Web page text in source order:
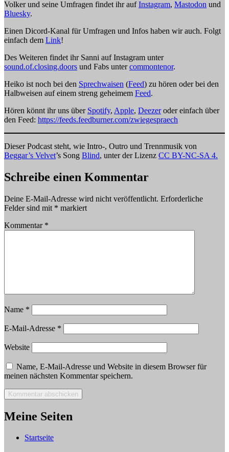
Volker und seine Umfragen findet ihr aufInstagram, Mastodon und
Bluesky.
Einen Dicord-Kanal für Umfragen und Infos haben wir auch. Folgt
einfach dem Link!
Des Weiteren findet ihr Sanni auf Instagram unter
sound.of.closing.doors und Fabs untercommontenor.
Heiko ist noch bei den Sprechwaisen (Feed) zu hören oder bei den
Halbweisen auf einem streng geheimem Feed.
Hören könnt ihr uns über Spotify, Apple, Deezeroder einfach über
den Feed: https://feeds.feedburner.com/zwiegespraech
Dieser Podcast steht, wie Intro-, Outro und Trennmusik von
Beggar’s Velvet’s Song Blind, unter der Lizenz CC BY-NC-SA 4.
Schreibe einen Kommentar
Deine E-Mail-Adresse wird nicht veröffentlicht. Erforderliche
Felder sind mit * markiert
Kommentar *
Name *
E-Mail-Adresse *
Website
Name, E-Mail-Adresse und Website in diesem Browser für
meinen nächsten Kommentar speichern.
Meine Seiten
Startseite